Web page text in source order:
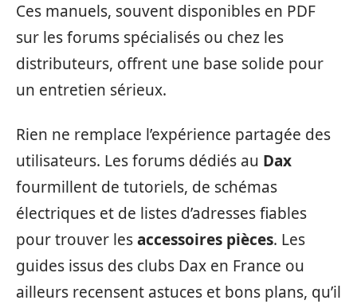
Ces manuels, souvent disponibles en PDF
sur les forums spécialisés ou chez les
distributeurs, offrent une base solide pour
un entretien sérieux.
Rien ne remplace l’expérience partagée des
utilisateurs. Les forums dédiés au Dax
fourmillent de tutoriels, de schémas
électriques et de listes d’adresses fiables
pour trouver lesaccessoires pièces. Les
guides issus des clubs Dax en France ou
ailleurs recensent astuces et bons plans, qu’il